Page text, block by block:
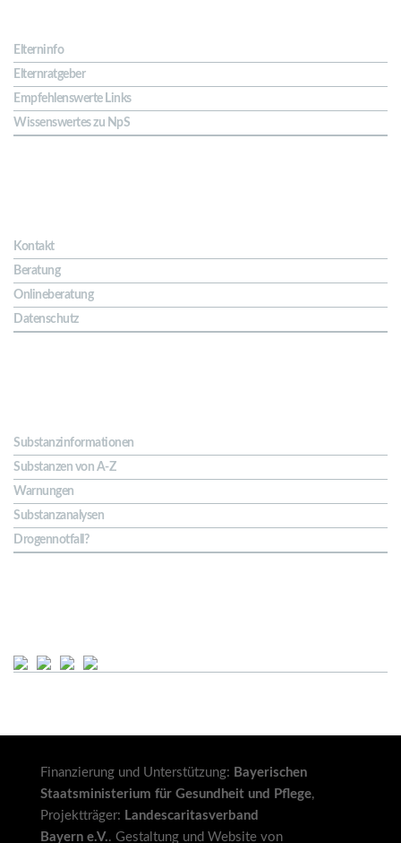
Elterninfo
Elternratgeber
Empfehlenswerte Links
Wissenswertes zu NpS
Kontakt
Beratung
Onlineberatung
Datenschutz
Substanzinformationen
Substanzen von A-Z
Warnungen
Substanzanalysen
Drogennotfall?
Finanzierung und Unterstützung: Bayerischen
Staatsministerium für Gesundheit und Pflege,
Projektträger: Landescaritasverband
Bayern e.V.. Gestaltung und Website von